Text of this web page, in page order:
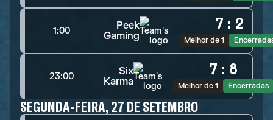
1:00
Peek
Gaming
7 : 2
Melhor de 1
23:00
Six
Karma
7 : 8
Melhor de 1 Encerradas
SEGUNDA-FEIRA, 27 DE SETEMBRO